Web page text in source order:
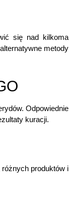
się nad kilkoma
metody
Odpowiednie
kuracji.
produktów i